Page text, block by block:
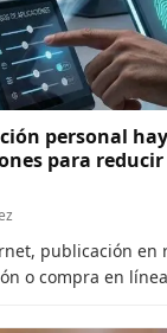
personal
para
publicación en
o compra en